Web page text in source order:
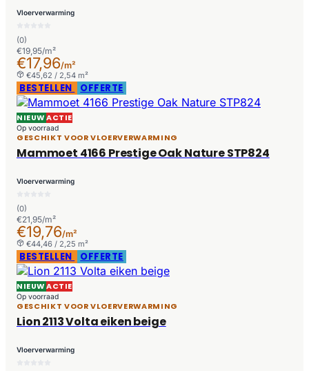
Vloerverwarming
(0)
€19,95/m²
€17,96/m²
€45,62 / 2,54 m²
BESTELLEN OFFERTE
NIEUWACTIE
Op voorraad
GESCHIKT VOOR VLOERVERWARMING
Mammoet 4166 Prestige Oak Nature STP824
Vloerverwarming
(0)
€21,95/m²
€19,76/m²
€44,46 / 2,25 m²
BESTELLEN OFFERTE
NIEUWACTIE
Op voorraad
GESCHIKT VOOR VLOERVERWARMING
Lion 2113 Volta eiken beige
Vloerverwarming